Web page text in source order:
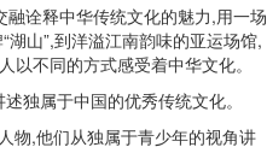
融诠释中华传统文化的魅力,用一场
湖山”,到洋溢江南韵味的亚运场馆,
不同的方式感受着中华文化。
独属于中国的优秀传统文化。
物,他们从独属于青少年的视角讲